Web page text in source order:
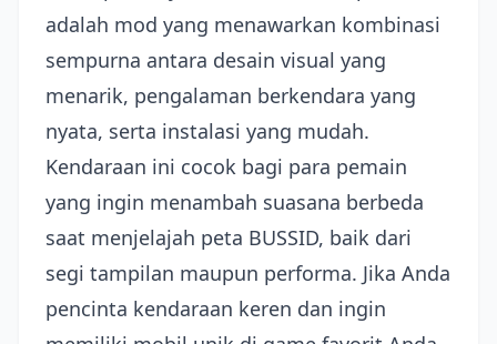
adalah mod yang menawarkan kombinasi
sempurna antara desain visual yang
menarik, pengalaman berkendara yang
nyata, serta instalasi yang mudah.
Kendaraan ini cocok bagi para pemain
yang ingin menambah suasana berbeda
saat menjelajah peta BUSSID, baik dari
segi tampilan maupun performa. Jika Anda
pencinta kendaraan keren dan ingin